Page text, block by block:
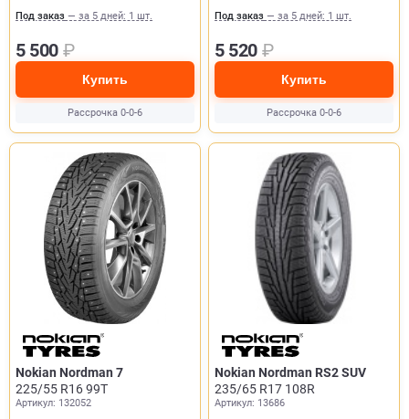
Под заказ — за 5 дней: 1 шт.
5 500 ₽
Купить
Рассрочка 0-0-6
Под заказ — за 5 дней: 1 шт.
5 520 ₽
Купить
Рассрочка 0-0-6
Nokian Nordman 7
225/55 R16 99T
Артикул: 132052
Nokian Nordman RS2 SUV
235/65 R17 108R
Артикул: 13686